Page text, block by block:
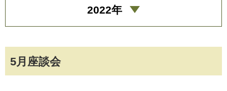
5月座談会
2022年